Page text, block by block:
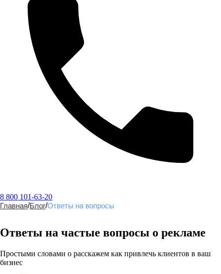
8 800 101-63-20
Главная/Блог/Ответы на вопросы
Ответы на частые вопросы о рекламе
Простыми словами о расскажем как привлечь клиентов в ваш
бизнес